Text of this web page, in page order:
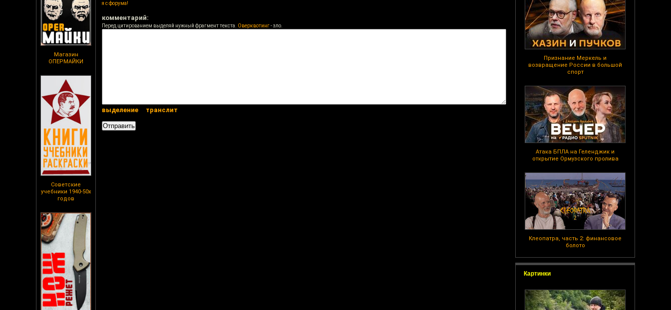
Магазин
ОПЕРМАЙКИ
Советские
учебники 1940-50х
годов
Признание Меркель и
возвращение России в большой
спорт
Атака БПЛА на Геленджик и
открытие Ормузского пролива
Клеопатра, часть 2: финансовое
болото
Картинки
я с форума!
комментарий:
Перед цитированием выделяй нужный фрагмент текста. Оверквотинг- зло.
выделение транслит